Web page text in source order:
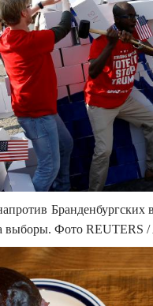
выборы. Фото REUTERS /